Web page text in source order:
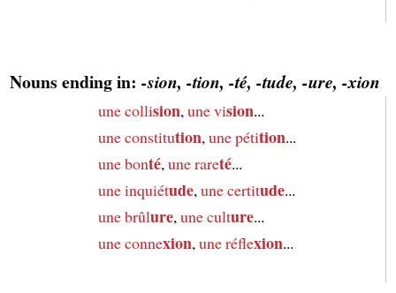
Nouns ending in: -sion, -tion, -té, -tude, -ure, -xion
une collision,une vision...
une constitution,une pétition...
une bonté,une rareté...
une inquiétude,une certitude...
une brûlure,une culture...
une connexion,une réflexion...